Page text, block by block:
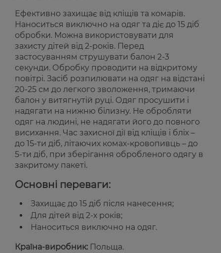
Ефективно захищає від кліщів та комарів.
Наноситься виключно на одяг та діє до 15 діб
обробки. Можна використовувати для
захисту дітей від 2-років. Перед
застосуванням струшувати балон 2-3
секунди. Обробку проводити на відкритому
повітрі. Засіб розпилювати на одяг на відстані
20-25 см до легкого зволоження, тримаючи
балон у витягнутій руці. Одяг просушити і
надягати на нижню білизну. Не обробляти
одяг на людині, не надягати його до повного
висихання. Час захисної дії від кліщів і бліх –
до 15-ти діб, літаючих комах-кровопивць – до
5-ти діб, при зберігання обробленого одягу в
закритому пакеті.
Основні переваги:
Захищає до 15 діб після нанесення;
Для дітей від 2-х років;
Наноситься виключно на одяг.
Країна-виробник: Польща.